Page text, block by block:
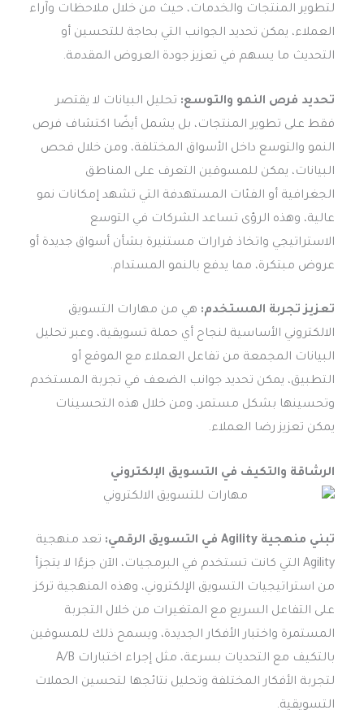
لتطوير المنتجات والخدمات، حيث من خلال ملاحظات وآراء
العملاء، يمكن تحديد الجوانب التي بحاجة للتحسين أو
التحديث ما يسهم في تعزيز جودة العروض المقدمة.
تحديد فرص النمو والتوسع: تحليل البيانات لا يقتصر
فقط على تطوير المنتجات، بل يشمل أيضًا اكتشاف فرص
النمو والتوسع داخل الأسواق المختلفة، ومن خلال فحص
البيانات، يمكن للمسوقين التعرف على المناطق
الجغرافية أو الفئات المستهدفة التي تشهد إمكانات نمو
عالية، وهذه الرؤى تساعد الشركات في التوسع
الاستراتيجي واتخاذ قرارات مستنيرة بشأن أسواق جديدة أو
عروض مبتكرة، مما يدفع بالنمو المستدام.
تعزيز تجربة المستخدم: هي من مهارات التسويق
الالكتروني الأساسية لنجاح أي حملة تسويقية، وعبر تحليل
البيانات المجمعة من تفاعل العملاء مع الموقع أو
التطبيق، يمكن تحديد جوانب الضعف في تجربة المستخدم
وتحسينها بشكل مستمر، ومن خلال هذه التحسينات
يمكن تعزيز رضا العملاء.
الرشاقة والتكيف في التسويق الإلكتروني
تبني منهجية Agility في التسويق الرقمي:
تعد منهجية
Agility التي كانت تستخدم في البرمجيات، الآن جزءًا لا يتجزأ
من استراتيجيات التسويق الإلكتروني، وهذه المنهجية تركز
على التفاعل السريع مع المتغيرات من خلال التجربة
المستمرة واختبار الأفكار الجديدة، ويسمح ذلك للمسوقين
بالتكيف مع التحديات بسرعة، مثل إجراء اختبارات A/B
لتجربة الأفكار المختلفة وتحليل نتائجها لتحسين الحملات
التسويقية.